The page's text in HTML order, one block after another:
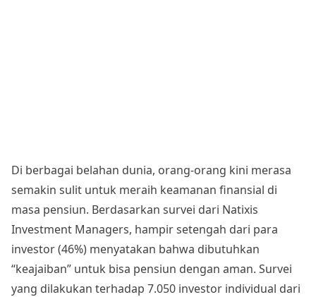
Di berbagai belahan dunia, orang-orang kini merasa
semakin sulit untuk meraih keamanan finansial di
masa pensiun. Berdasarkan survei dari Natixis
Investment Managers, hampir setengah dari para
investor (46%) menyatakan bahwa dibutuhkan
“keajaiban” untuk bisa pensiun dengan aman. Survei
yang dilakukan terhadap 7.050 investor individual dari